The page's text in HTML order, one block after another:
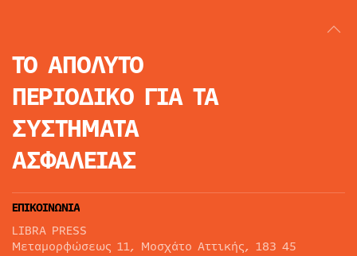
ΤΟ ΑΠΟΛΥΤΟ
ΠΕΡΙΟΔΙΚΟ ΓΙΑ ΤΑ
ΣΥΣΤΗΜΑΤΑ
ΑΣΦΑΛΕΙΑΣ
ΕΠΙΚΟΙΝΩΝΙΑ
LIBRA PRESS
Μεταμορφώσεως 11, Μοσχάτο Αττικής, 183 45